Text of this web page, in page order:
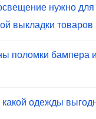
нужно для
выкладки товаров
поломки бампера
одежды